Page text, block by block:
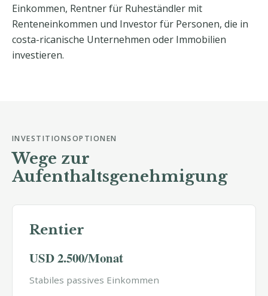
Einkommen, Rentner für Ruheständler mit
Renteneinkommen und Investor für Personen, die in
costa-ricanische Unternehmen oder Immobilien
investieren.
INVESTITIONSOPTIONEN
Wege zur
Aufenthaltsgenehmigung
Rentier
USD 2.500/Monat
Stabiles passives Einkommen